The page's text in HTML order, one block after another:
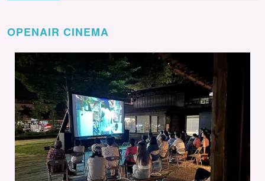
OPENAIR CINEMA